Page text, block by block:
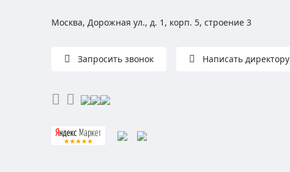
Москва, Дорожная ул., д. 1, корп. 5, строение 3
Запросить звонок Написать директору